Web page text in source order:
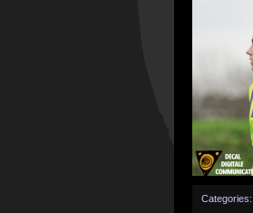
Categories: